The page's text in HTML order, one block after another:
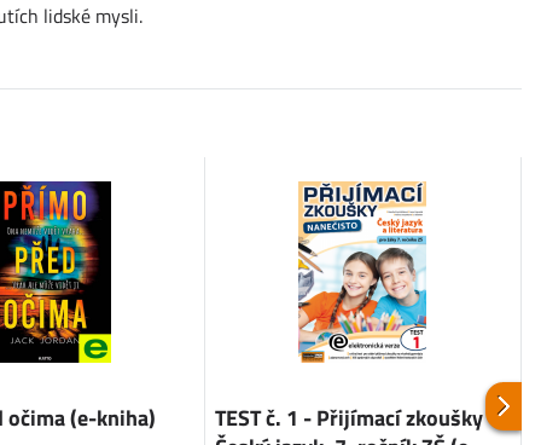
lidské mysli.
očima (e-kniha)
TEST č. 1 - Přijímací zkoušky -